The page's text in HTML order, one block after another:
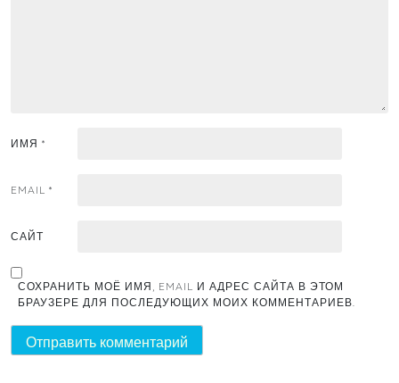
ИМЯ *
EMAIL *
САЙТ
СОХРАНИТЬ МОЁ ИМЯ, EMAIL И АДРЕС САЙТА В ЭТОМ
БРАУЗЕРЕ ДЛЯ ПОСЛЕДУЮЩИХ МОИХ КОММЕНТАРИЕВ.